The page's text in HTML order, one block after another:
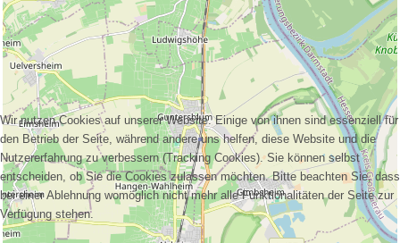
Wir nutzen Cookies auf unserer Website. Einige von ihnen sind essenziell für
den Betrieb der Seite, während andere uns helfen, diese Website und die
Nutzererfahrung zu verbessern (Tracking Cookies). Sie können selbst
entscheiden, ob Sie die Cookies zulassen möchten. Bitte beachten Sie, dass
bei einer Ablehnung womöglich nicht mehr alle Funktionalitäten der Seite zur
Verfügung stehen.